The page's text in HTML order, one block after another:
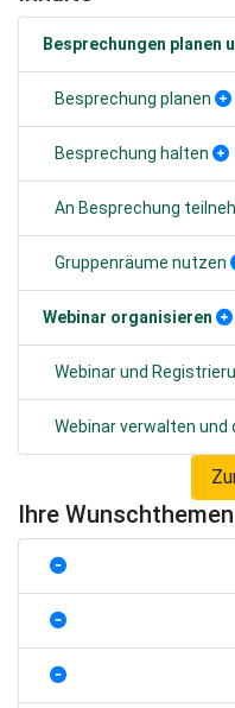
Besprechungen planen
Besprechung planen
Besprechung halten
An Besprechung
Gruppenräume nutzen
Webinar organisieren
Webinar und
Webinar verwalten und
Ihre Wunschthemen